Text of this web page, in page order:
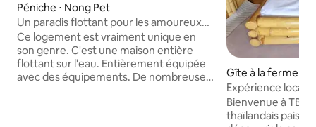
Péniche ⋅ Nong Pet
Un paradis flottant pour les amoureux
de la nature.
Ce logement est vraiment unique en
son genre. C'est une maison entière
flottant sur l'eau. Entièrement équipée
avec des équipements. De nombreuses
Gîte à la ferme ⋅
Expérience
les rizières
Bienvenue à TB
thaïlandais